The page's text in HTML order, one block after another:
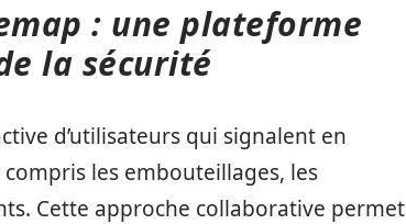
: une plateforme
la sécurité
d’utilisateurs qui signalent en
les embouteillages, les
Cette approche collaborative permet